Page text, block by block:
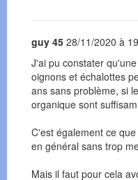
guy 45 28/11/2020 à
J'ai pu constater
oignons et échalottes
ans sans problème, si
organique sont
C'est également ce
en général sans trop
Mais il faut pour cela